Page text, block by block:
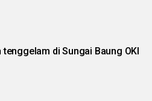
tenggelam di Sungai Baung OKI